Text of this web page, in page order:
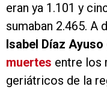
eran ya 1.101 y
sumaban 2.465. A
Isabel Díaz Ayuso
muertes entre los
geriátricos de la